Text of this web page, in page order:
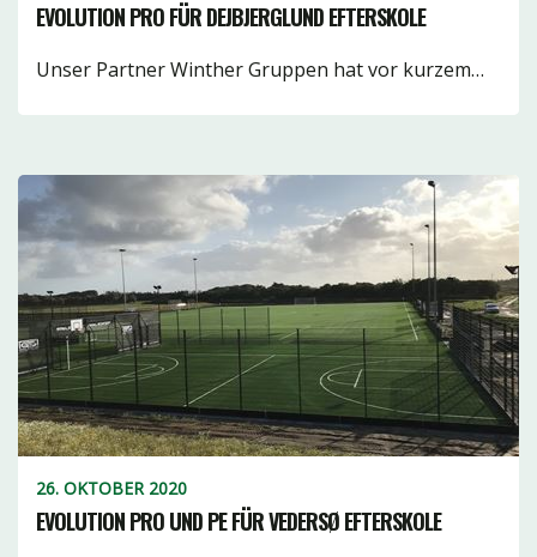
EVOLUTION PRO FÜR DEJBJERGLUND EFTERSKOLE
Unser Partner Winther Gruppen hat vor kurzem…
26. OKTOBER 2020
EVOLUTION PRO UND PE FÜR VEDERSØ EFTERSKOLE